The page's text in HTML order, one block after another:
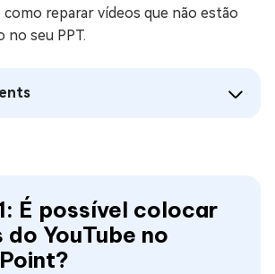
reparar vídeos que não estão
no seu PPT.
É possível colocar
YouTube no